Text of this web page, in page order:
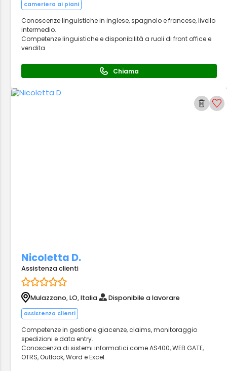
cameriera ai piani
Conoscenze linguistiche in inglese, spagnolo e francese, livello
intermedio.
Competenze linguistiche e disponibilità a ruoli di front office e
vendita.
Chiama
Nicoletta D.
Assistenza clienti
Mulazzano, LO, Italia Disponibile a lavorare
assistenza clienti
Competenze in gestione giacenze, claims, monitoraggio
spedizioni e data entry.
Conoscenza di sistemi informatici come AS400, WEB GATE,
OTRS, Outlook, Word e Excel.